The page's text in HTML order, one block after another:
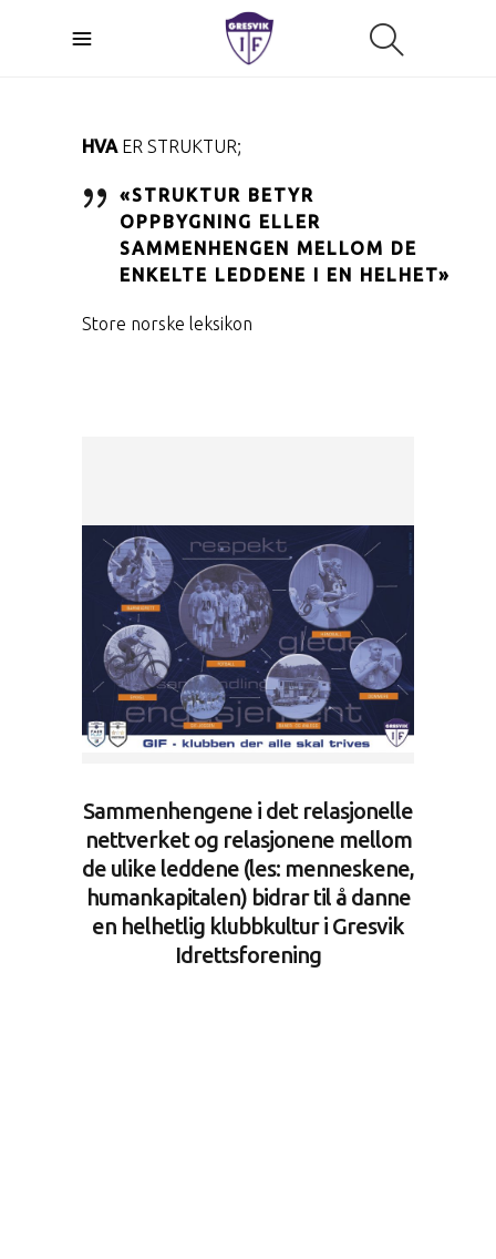
HVAER STRUKTUR;
«STRUKTUR BETYR
OPPBYGNING ELLER
SAMMENHENGEN MELLOM DE
ENKELTE LEDDENE I EN HELHET»
Store norske leksikon
Sammenhengene i det relasjonelle
nettverket og relasjonene mellom
de ulike leddene (les: menneskene,
humankapitalen) bidrar til å danne
en helhetlig klubbkultur i Gresvik
Idrettsforening